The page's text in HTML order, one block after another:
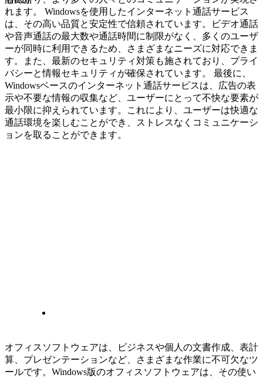
れます。 Windowsを使用したインターネット通話サービス
は、その高い品質と安定性で信頼されています。ビデオ通話
や音声通話の最大数や通話時間に制限がなく、多くのユーザ
ーが同時に利用できるため、さまざまなニーズに対応できま
す。また、最新のセキュリティ対策も施されており、プライ
バシーと情報セキュリティが確保されています。 最後に、
Windowsベースのインターネット通話サービスは、広告の表
示や不要な情報の収集など、ユーザーにとって不快な要素が
最小限に抑えられています。これにより、ユーザーは快適な
通話環境を楽しむことができ、ストレスなくコミュニケーシ
ョンを取ることができます。
オフィスソフトウェアは、ビジネスや個人の文書作成、表計
算、プレゼンテーションなど、さまざまな作業に不可欠なツ
ールです。Windows版のオフィスソフトウェアは、その使い